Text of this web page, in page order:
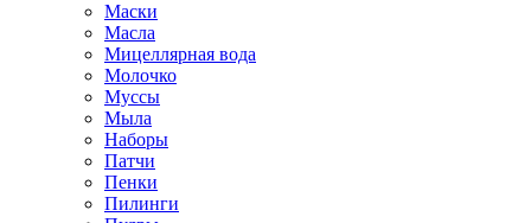
Маски
Масла
Мицеллярная вода
Молочко
Муссы
Мыла
Наборы
Патчи
Пенки
Пилинги